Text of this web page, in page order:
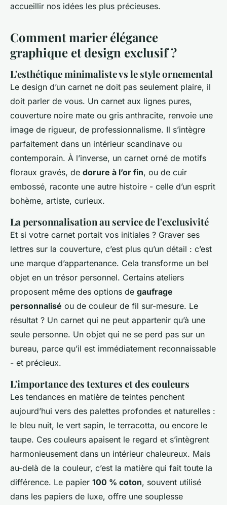
accueillir nos idées les plus précieuses.
Comment marier élégance
graphique et design exclusif ?
L'esthétique minimaliste vs le style ornemental
Le design d’un carnet ne doit pas seulement plaire, il
doit parler de vous. Un carnet aux lignes pures,
couverture noire mate ou gris anthracite, renvoie une
image de rigueur, de professionnalisme. Il s’intègre
parfaitement dans un intérieur scandinave ou
contemporain. À l’inverse, un carnet orné de motifs
floraux gravés, de dorure à l’or fin, ou de cuir
embossé, raconte une autre histoire - celle d’un esprit
bohème, artiste, curieux.
La personnalisation au service de l'exclusivité
Et si votre carnet portait vos initiales ? Graver ses
lettres sur la couverture, c’est plus qu’un détail : c’est
une marque d’appartenance. Cela transforme un bel
objet en un trésor personnel. Certains ateliers
proposent même des options de gaufrage
personnalisé ou de couleur de fil sur-mesure. Le
résultat ? Un carnet qui ne peut appartenir qu’à une
seule personne. Un objet qui ne se perd pas sur un
bureau, parce qu’il est immédiatement reconnaissable
- et précieux.
L'importance des textures et des couleurs
Les tendances en matière de teintes penchent
aujourd’hui vers des palettes profondes et naturelles :
le bleu nuit, le vert sapin, le terracotta, ou encore le
taupe. Ces couleurs apaisent le regard et s’intègrent
harmonieusement dans un intérieur chaleureux. Mais
au-delà de la couleur, c’est la matière qui fait toute la
différence. Le papier 100 % coton, souvent utilisé
dans les papiers de luxe, offre une souplesse